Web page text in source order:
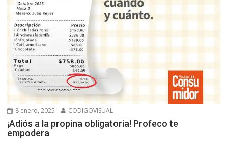
8 enero, 2025 CODIGOVISUAL
¡Adiós a la propina obligatoria! Profeco te
empodera